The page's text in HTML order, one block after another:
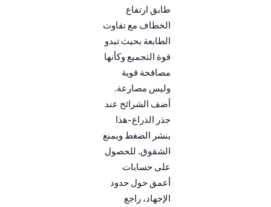
طابق ارتفاع
الخطاف مع تفاوت
الطابعة بحيث تبدو
قوة التجميع وكأنها
مصافحة قوية
وليس مصارعة.
أضف الشرائح عند
جذر الذراع-هذا
ينشر الضغط ويمنع
الشقوق. للحصول
على حسابات
أعمق حول حدود
الإجهاد، راجع